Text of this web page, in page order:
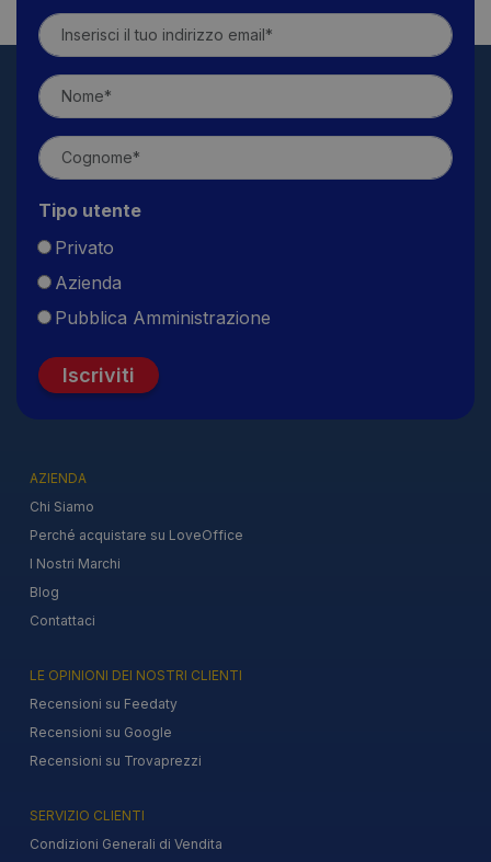
Tipo utente
Privato
Azienda
Pubblica Amministrazione
Iscriviti
AZIENDA
Chi Siamo
Perché acquistare su LoveOffice
I Nostri Marchi
Blog
Contattaci
LE OPINIONI DEI NOSTRI CLIENTI
Recensioni su Feedaty
Recensioni su Google
Recensioni su Trovaprezzi
SERVIZIO CLIENTI
Condizioni Generali di Vendita